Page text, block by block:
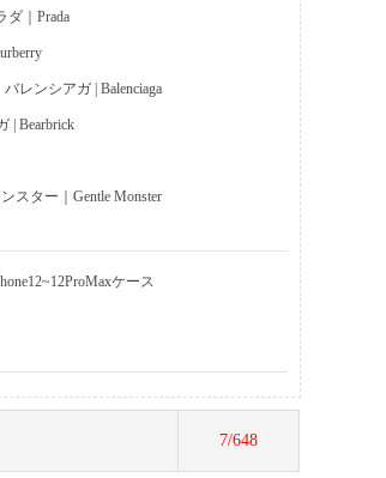
ダ｜Prada
バレンシアガ | Balenciaga
| Bearbrick
スター｜Gentle Monster
ケース
7/648